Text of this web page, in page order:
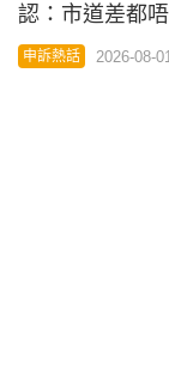
認：市道差都唔
申訴熱話 2026-08-